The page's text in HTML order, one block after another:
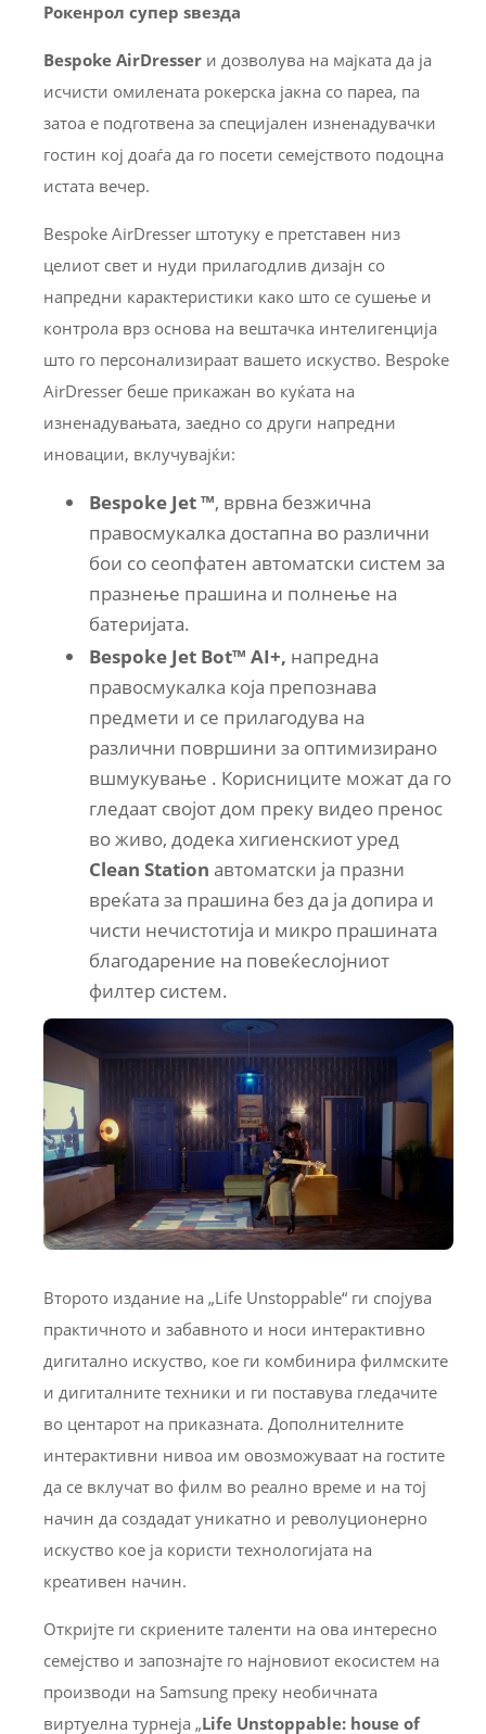
Рокенрол супер ѕвезда
Bespoke AirDresser и дозволува на мајката да ја
исчисти омилената рокерска јакна со пареа, па
затоа е подготвена за специјален изненадувачки
гостин кој доаѓа да го посети семејството подоцна
истата вечер.
Bespoke AirDresser штотуку е претставен низ
целиот свет и нуди прилагодлив дизајн со
напредни карактеристики како што се сушење и
контрола врз основа на вештачка интелигенција
што го персонализираат вашето искуство. Bespoke
AirDresser беше прикажан во куќата на
изненадувањата, заедно со други напредни
иновации, вклучувајќи:
Bespoke Jet™, врвна безжична
правосмукалка достапна во различни
бои со сеопфатен автоматски систем за
празнење прашина и полнење на
батеријата.
Bespoke Jet Bot™ AI+, напредна
правосмукалка која препознава
предмети и се прилагодува на
различни површини за оптимизирано
вшмукување . Корисниците можат да го
гледаат својот дом преку видео пренос
во живо, додека хигиенскиот уред
Clean Station автоматски ја празни
вреќата за прашина без да ја допира и
чисти нечистотија и микро прашината
благодарение на повеќеслојниот
филтер систем.
Второто издание на „Life Unstoppable“ ги спојува
практичното и забавното и носи интерактивно
дигитално искуство, кое ги комбинира филмските
и дигиталните техники и ги поставува гледачите
во центарот на приказната. Дополнителните
интерактивни нивоа им овозможуваат на гостите
да се вклучат во филм во реално време и на тој
начин да создадат уникатно и револуционерно
искуство кое ја користи технологијата на
креативен начин.
Откријте ги скриените таленти на ова интересно
семејство и запознајте го најновиот екосистем на
производи на Samsung преку необичната
виртуелна турнеја „Life Unstoppable: house of